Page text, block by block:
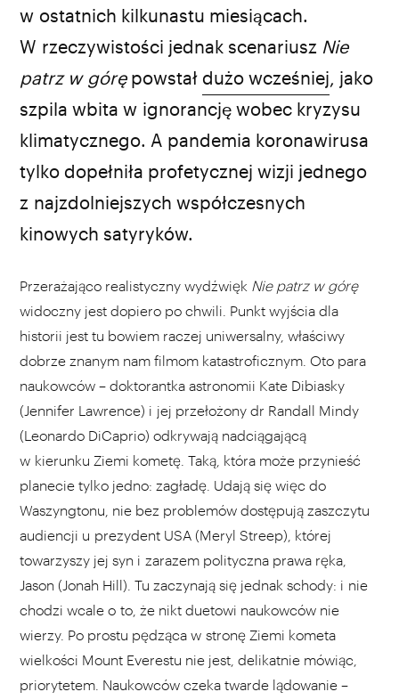
w ostatnich kilkunastu miesiącach.
W rzeczywistości jednak scenariusz Nie
patrz w górępowstał dużo wcześniej, jako
szpila wbita w ignorancję wobec kryzysu
klimatycznego. A pandemia koronawirusa
tylko dopełniła profetycznej wizji jednego
z najzdolniejszych współczesnych
kinowych satyryków.
Przerażająco realistyczny wydźwięk Nie patrz w górę
widoczny jest dopiero po chwili. Punkt wyjścia dla
historii jest tu bowiem raczej uniwersalny, właściwy
dobrze znanym nam filmom katastroficznym. Oto para
naukowców – doktorantka astronomii Kate Dibiasky
(Jennifer Lawrence) i jej przełożony dr Randall Mindy
(Leonardo DiCaprio) odkrywają nadciągającą
w kierunku Ziemi kometę. Taką, która może przynieść
planecie tylko jedno: zagładę. Udają się więc do
Waszyngtonu, nie bez problemów dostępują zaszczytu
audiencji u prezydent USA (Meryl Streep), której
towarzyszy jej syn i zarazem polityczna prawa ręka,
Jason (Jonah Hill). Tu zaczynają się jednak schody: i nie
chodzi wcale o to, że nikt duetowi naukowców nie
wierzy. Po prostu pędząca w stronę Ziemi kometa
wielkości Mount Everestu nie jest, delikatnie mówiąc,
priorytetem. Naukowców czeka twarde lądowanie –